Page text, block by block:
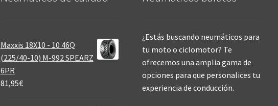
Maxxis 18X10 - 10 46Q
(225/40-10) M-992 SPEARZ
6PR
81,95€
¿Estás buscando neumáticos para
tu moto o ciclomotor? Te
ofrecemos una amplia gama de
opciones para que personalices tu
experiencia de conducción.